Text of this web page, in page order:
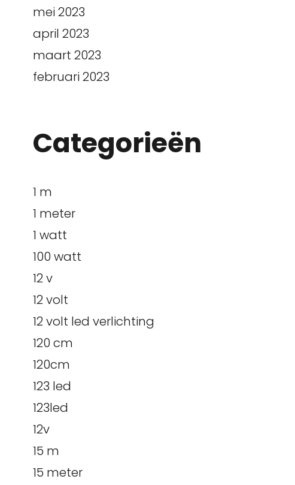
mei 2023
april 2023
maart 2023
februari 2023
Categorieën
1 m
1 meter
1 watt
100 watt
12 v
12 volt
12 volt led verlichting
120 cm
120cm
123 led
123led
12v
15 m
15 meter